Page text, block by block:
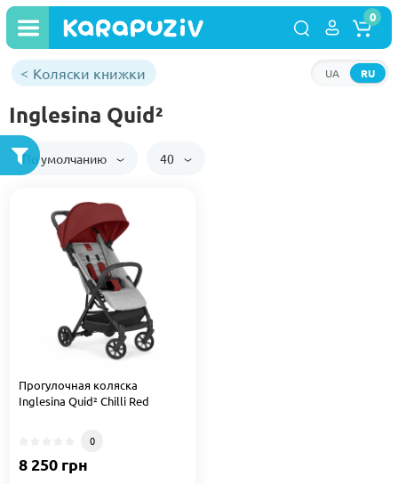
RU
UA
0
Коляски книжки
Inglesina Quid²
По умолчанию 40
Прогулочная коляска
Inglesina Quid² Chilli Red
0
8 250 грн